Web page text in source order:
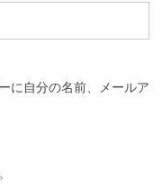
に自分の名前、メールア